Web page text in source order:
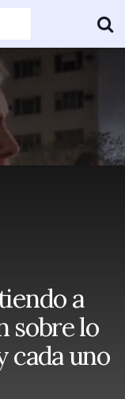
a
sobre lo
cada uno